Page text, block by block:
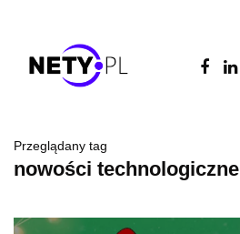
Przeglądany tag
nowości technologiczne